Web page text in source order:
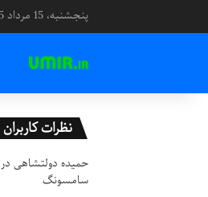
پنجشنبه، 15 مرداد 1405
نظرات کاربران
حمیده دولتشاهی در
سامسونگ